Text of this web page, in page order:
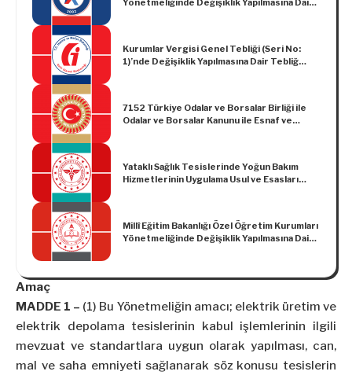
Kurumlar Vergisi Genel Tebliği (Seri No:
1)’nde Değişiklik Yapılmasına Dair Tebliğ
7152 Türkiye Odalar ve Borsalar Birliği ile
Odalar ve Borsalar Kanunu ile Esnaf ve
Yataklı Sağlık Tesislerinde Yoğun Bakım
Hizmetlerinin Uygulama Usul ve Esasları
Millî Eğitim Bakanlığı Özel Öğretim Kurumları
Yönetmeliğinde Değişiklik Yapılmasına Dair
Amaç
MADDE 1 – (1) Bu Yönetmeliğin amacı; elektrik üretim ve
elektrik depolama tesislerinin kabul işlemlerinin ilgili
mevzuat ve standartlara uygun olarak yapılması, can,
mal ve saha emniyeti sağlanarak söz konusu tesislerin